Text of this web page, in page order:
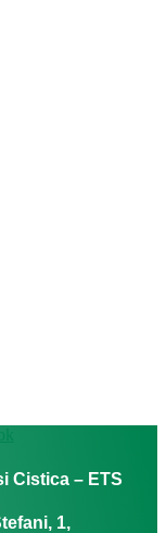
Cistica – ETS
1,